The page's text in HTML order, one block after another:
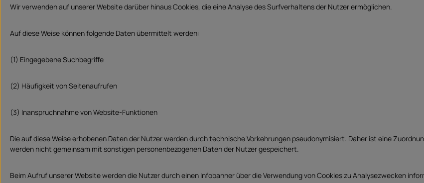
Wir verwenden auf unserer Website darüber hinaus Cookies, die eine Analyse des Surfverhaltens der Nutzer ermöglichen.
Auf diese Weise können folgende Daten übermittelt werden:
(1) Eingegebene Suchbegriffe
(2) Häufigkeit von Seitenaufrufen
(3) Inanspruchnahme von Website-Funktionen
Die auf diese Weise erhobenen Daten der Nutzer werden durch technische Vorkehrungen pseudonymisiert. Daher ist eine
werden nicht gemeinsam mit sonstigen personenbezogenen Daten der Nutzer gespeichert.
Beim Aufruf unserer Website werden die Nutzer durch einen Infobanner über die Verwendung von Cookies zu Analysezwecken